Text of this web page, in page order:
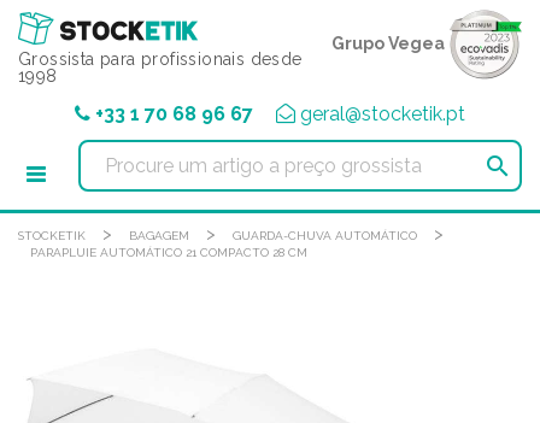
Grossista para profissionais desde
1998
Grupo Vegea
+33 1 70 68 96 67 geral@stocketik.pt

STOCKETIK > BAGAGEM > GUARDA-CHUVA AUTOMÁTICO >
PARAPLUIE AUTOMÁTICO 21 COMPACTO 28 CM
Painel de Gerenciamento de Cookies